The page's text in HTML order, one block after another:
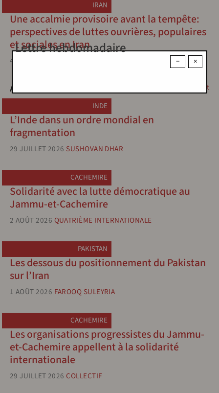
IRAN
Une accalmie provisoire avant la tempête:
perspectives de luttes ouvrières, populaires
et sociales en Iran
4 JUILLET 2026
Moyen Orient
Asie
INDE
L’Inde dans un ordre mondial en
fragmentation
29 JUILLET 2026 SUSHOVAN DHAR
CACHEMIRE
Solidarité avec la lutte démocratique au
Jammu-et-Cachemire
2 AOÛT 2026 QUATRIÈME INTERNATIONALE
PAKISTAN
Les dessous du positionnement du Pakistan
sur l’Iran
1 AOÛT 2026 FAROOQ SULEYRIA
CACHEMIRE
Les organisations progressistes du Jammu-
et-Cachemire appellent à la solidarité
internationale
29 JUILLET 2026 COLLECTIF
×
−
Lettre hebdomadaire